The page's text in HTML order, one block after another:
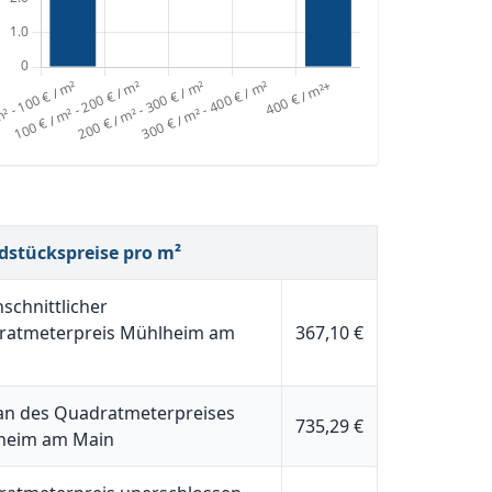
pro m²
Mühlheim am
367,10 €
des Quadratmeterpreises
am Main
735,29 €